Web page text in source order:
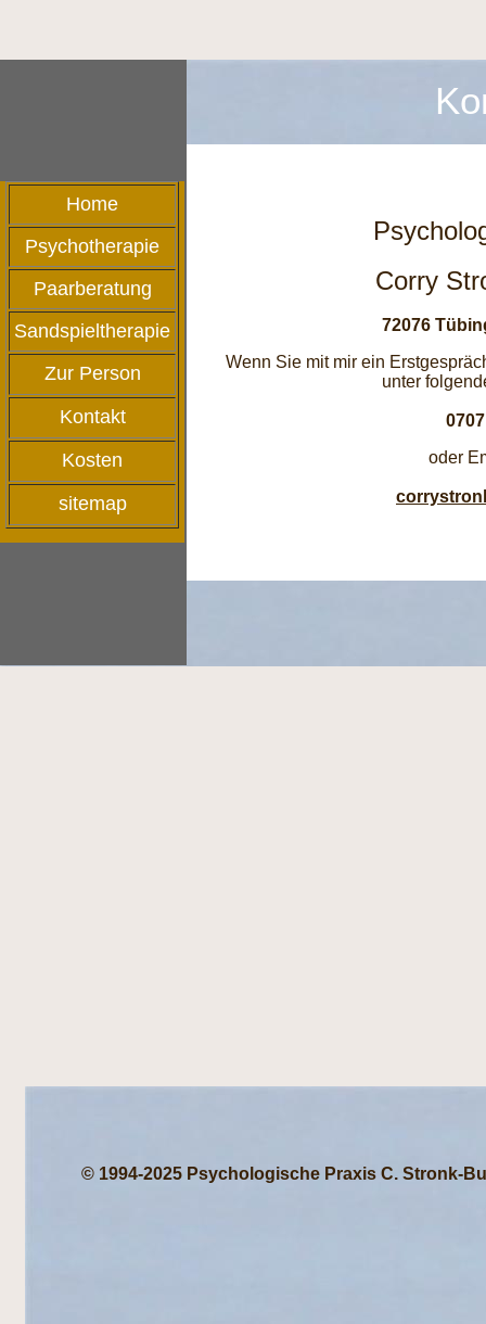
Home
Psychotherapie
Paarberatung
Sandspieltherapie
Zur Person
Kontakt
Kosten
sitemap
Corry
72076
Wenn Sie mit mir ein
unter
oder
© 1994-2025 Psychologische Praxis C. Stronk-